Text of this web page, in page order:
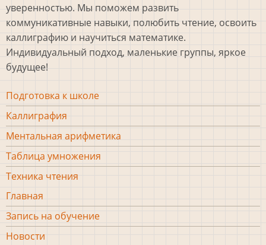
уверенностью. Мы поможем развить
коммуникативные навыки, полюбить чтение, освоить
каллиграфию и научиться математике.
Индивидуальный подход, маленькие группы, яркое
будущее!
Направления
подвал
Подготовка к школе
Каллиграфия
Ментальная арифметика
Таблица умножения
Техника чтения
Подвал
Главная
Запись на обучение
Новости